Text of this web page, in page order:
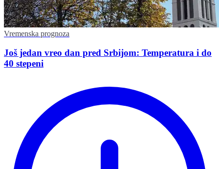
Vremenska prognoza
Još jedan vreo dan pred Srbijom: Temperatura i do
40 stepeni